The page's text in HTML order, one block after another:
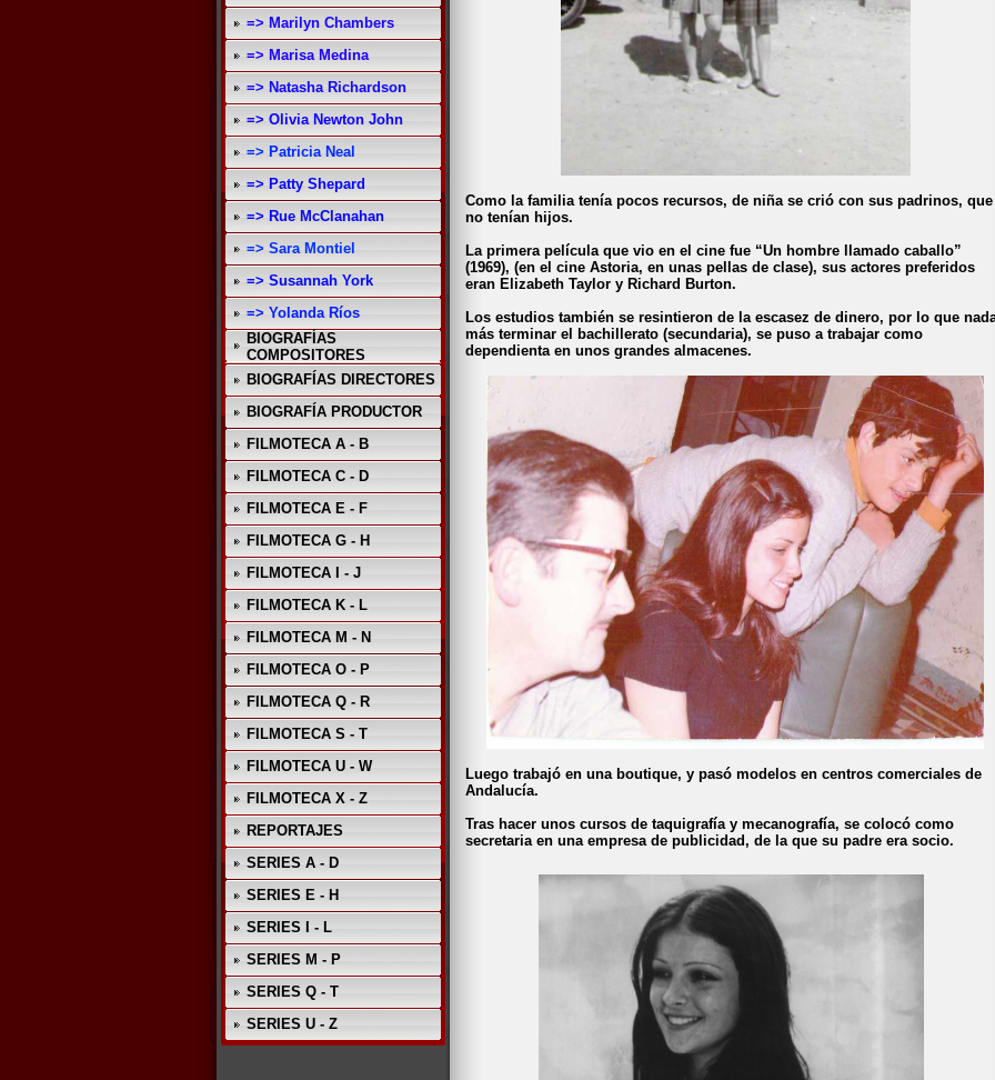
=> Marilyn Chambers
=> Marisa Medina
=> Natasha Richardson
=> Olivia Newton John
=> Patricia Neal
=> Patty Shepard
=> Rue McClanahan
=> Sara Montiel
=> Susannah York
=> Yolanda Ríos
BIOGRAFÍAS
COMPOSITORES
BIOGRAFÍAS DIRECTORES
BIOGRAFÍA PRODUCTOR
FILMOTECA A - B
FILMOTECA C - D
FILMOTECA E - F
FILMOTECA G - H
FILMOTECA I - J
FILMOTECA K - L
FILMOTECA M - N
FILMOTECA O - P
FILMOTECA Q - R
FILMOTECA S - T
FILMOTECA U - W
FILMOTECA X - Z
REPORTAJES
SERIES A - D
SERIES E - H
SERIES I - L
SERIES M - P
SERIES Q - T
SERIES U - Z
Como la familia tenía pocos recursos, de niña se crió con sus padrinos, que
no tenían hijos.
La primera película que vio en el cine fue “Un hombre llamado caballo”
(1969), (en el cine Astoria, en unas pellas de clase), sus actores preferidos
eran Elizabeth Taylor y Richard Burton.
Los estudios también se resintieron de la escasez de dinero, por lo que
más terminar el bachillerato (secundaria), se puso a trabajar como
dependienta en unos grandes almacenes.
Luego trabajó en una boutique, y pasó modelos en centros comerciales de
Andalucía.
Tras hacer unos cursos de taquigrafía y mecanografía, se colocó como
secretaria en una empresa de publicidad, de la que su padre era socio.